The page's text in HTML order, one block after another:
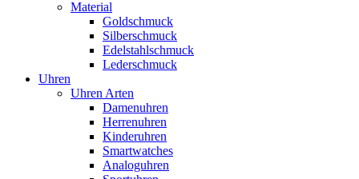
Material
Goldschmuck
Silberschmuck
Edelstahlschmuck
Lederschmuck
Uhren
Uhren Arten
Damenuhren
Herrenuhren
Kinderuhren
Smartwatches
Analoguhren